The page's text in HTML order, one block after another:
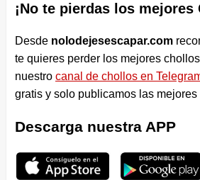
¡No te pierdas los mejores
Desde nolodejesescapar.com
te quieres perder los mejores
nuestro canal de chollos en
gratis y solo publicamos las mejores
Descarga nuestra APP